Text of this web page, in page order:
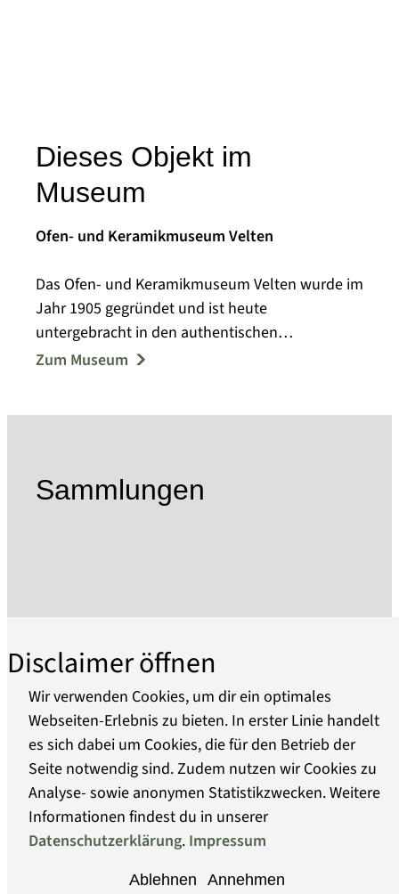
Dieses Objekt im
Museum
Ofen- und Keramikmuseum Velten
Das Ofen- und Keramikmuseum Velten wurde im
Jahr 1905 gegründet und ist heute
untergebracht in den authentischen
Räumlichkeiten der Kachelofenfabrik A. Schmidt,
Einblick in die brandenburgische Industrie- und
Technikgeschichte der Keramik- und
Führungen, bis zu fünf Sonderausstellungen pro
Jahr, Kunsthandwerkermärkte,
Sonntagsmatinéen, Vorstellungen der
TonKunst32, Kino- und Vortragsreihen sowie ein
museumspädagogisches Programm gehören
zum Angebotsspektrum. Die seit Frühjahr 2012
gezeigte neue Dauerausstellung bietet einen
speziell auf die jüngeren Besucher
abgestimmten Ausstellungsrundgang (22
Zum Museum
Sammlungen
Über uns
Barrierefreiheit
Datenschutz
Disclaimer öffnen
Wir verwenden Cookies, um dir ein optimales
Webseiten-Erlebnis zu bieten. In erster Linie handelt
es sich dabei um Cookies, die für den Betrieb der
Seite notwendig sind. Zudem nutzen wir Cookies zu
Analyse- sowie anonymen Statistikzwecken. Weitere
Informationen findest du in unserer
Datenschutzerklärung. Impressum
Ablehnen Annehmen